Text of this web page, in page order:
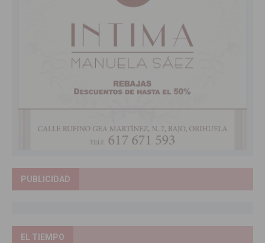
PUBLICIDAD
EL TIEMPO